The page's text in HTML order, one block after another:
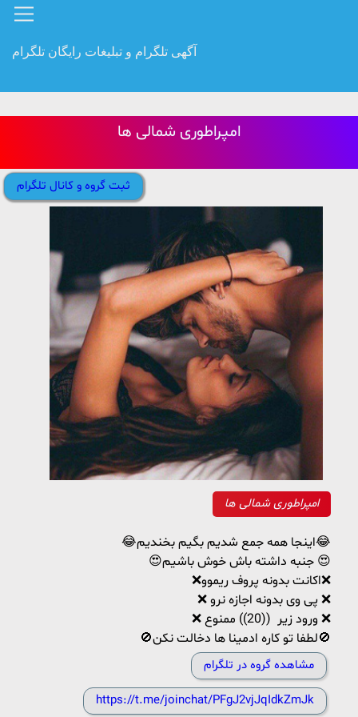
آگهی تلگرام و تبلیغات رایگان تلگرام
امپراطوری شمالی ها
ثبت گروه و کانال تلگرام
امپراطوری شمالی ها
😂اینجا همه جمع شدیم بگیم بخندیم😂
😍جنبه داشته باش خوش باشیم 😍
❌اکانت بدونه پروف ریموو❌
❌ پی وی بدونه اجازه نرو ❌
❌ ورود زیر ((20)) ممنوع ❌
🚫لطفا تو کاره ادمینا ها دخالت نکن🚫
مشاهده گروه در تلگرام
https://t.me/joinchat/PFgJ2vjJqIdkZmJk